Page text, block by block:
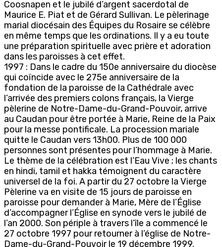
Coosnapen et le jubilé d’argent sacerdotal de
Maurice E. Piat et de Gérard Sullivan. Le pèlerinage
marial diocésain des Équipes du Rosaire se célèbre
en même temps que les ordinations. Il y a eu toute
une préparation spirituelle avec prière et adoration
dans les paroisses à cet effet.
1997 : Dans le cadre du 150e anniversaire du diocèse
qui coïncide avec le 275e anniversaire de la
fondation de la paroisse de la Cathédrale avec
l’arrivée des premiers colons français, la Vierge
pèlerine de Notre-Dame-du-Grand-Pouvoir, arrive
au Caudan pour être portée à Marie, Reine de la Paix
pour la messe pontificale. La procession mariale
quitte le Caudan vers 13h00. Plus de 100 000
personnes sont présentes pour l’hommage à Marie.
Le thème de la célébration est l’Eau Vive ; les chants
en hindi, tamil et hakka témoignent du caractère
universel de la foi. A partir du 27 octobre la Vierge
Pèlerine va en visite de 15 jours de paroisse en
paroisse pour demander à Marie, Mère de l’Église
d’accompagner l’Église en synode vers le jubilé de
l’an 2000. Son périple à travers l’île a commencé le
27 octobre 1997 pour retourner à l’église de Notre-
Dame-du-Grand-Pouvoir le 19 décembre 1999.